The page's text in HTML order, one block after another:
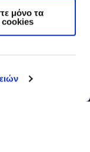
μόνο τα
cookies